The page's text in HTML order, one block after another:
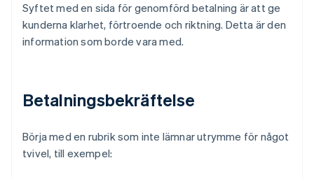
Syftet med en sida för genomförd betalning är att ge
kunderna klarhet, förtroende och riktning. Detta är den
information som borde vara med.
Betalningsbekräftelse
Börja med en rubrik som inte lämnar utrymme för något
tvivel, till exempel: